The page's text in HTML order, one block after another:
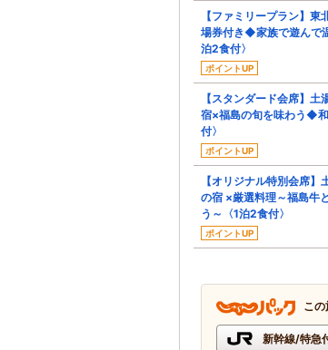
【ファミリープラン】東
場券付き◆家族で遊んで
泊2食付〉
ポイントUP
【スタンダード会席】土
宿×福島の旬を味わう◆
付〉
ポイントUP
【オリジナル特別会席】
の宿 ×厳選料理～福島牛
う～〈1泊2食付〉
ポイントUP
こ
新幹線/特急